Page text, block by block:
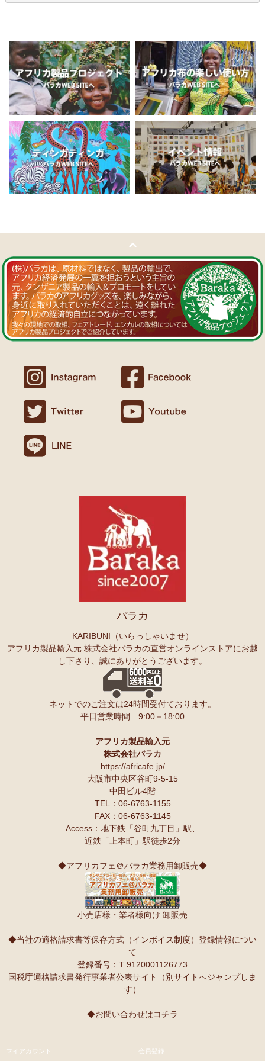
バラカ
KARIBUNI（いらっしゃいませ）
アフリカ製品輸入元 株式会社バラカの直営オンラインストアにお越
し下さり、誠にありがとうございます。
ネットでのご注文は24時間受付ております。
平日営業時間 9:00－18:00
アフリカ製品輸入元
株式会社バラカ
https://africafe.jp/
大阪市中央区谷町9-5-15
中田ビル4階
TEL：06-6763-1155
FAX：06-6763-1145
Access：地下鉄「谷町九丁目」駅、
近鉄「上本町」駅徒歩2分
◆アフリカフェ＠バラカ業務用卸販売◆
小売店様・業者様向け 卸販売
◆当社の適格請求書等保存方式（インボイス制度）登録情報につい
て
登録番号：T 9120001126773
国税庁適格請求書発行事業者公表サイト（別サイトへジャンプしま
す）
◆お問い合わせはコチラ
マイアカウント 会員登録